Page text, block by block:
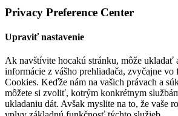
Privacy Preference Center
Upraviť nastavenie
Ak navštívite hocakú stránku, môže ukladať
informácie z vášho prehliadača, zvyčajne vo
Cookies. Keďže nám na vašich právach a
môžete si zvoliť, kotrým konkrétnym
ukladaniu dát. Avšak myslite na to, že vaše